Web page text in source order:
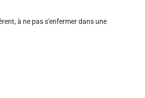
à ne pas s'enfermer dans une